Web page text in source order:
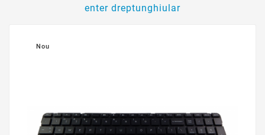
enter dreptunghiular
Nou